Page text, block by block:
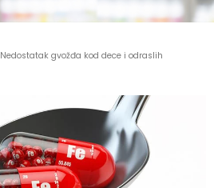
Nedostatak gvožđa kod dece i odraslih